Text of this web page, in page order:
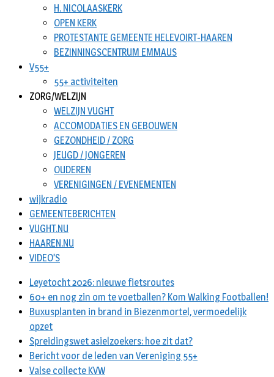
H. NICOLAASKERK
OPEN KERK
PROTESTANTE GEMEENTE HELEVOIRT-HAAREN
BEZINNINGSCENTRUM EMMAUS
V55+
55+ activiteiten
ZORG/WELZIJN
WELZIJN VUGHT
ACCOMODATIES EN GEBOUWEN
GEZONDHEID / ZORG
JEUGD / JONGEREN
OUDEREN
VERENIGINGEN / EVENEMENTEN
wijkradio
GEMEENTEBERICHTEN
VUGHT.NU
HAAREN.NU
VIDEO’S
Leyetocht 2026: nieuwe fietsroutes
60+ en nog zin om te voetballen? Kom Walking Footballen!
Buxusplanten in brand in Biezenmortel, vermoedelijk
opzet
Spreidingswet asielzoekers: hoe zit dat?
Bericht voor de leden van Vereniging 55+
Valse collecte KVW